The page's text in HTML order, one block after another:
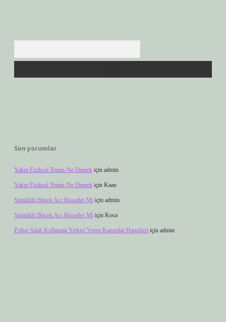
Son yorumlar
Yakın Fiziksel Temas Ne Demek için admin
Yakın Fiziksel Temas Ne Demek için Kaan
Sümüklü Böcek Acı Hisseder Mi için admin
Sümüklü Böcek Acı Hisseder Mi için Koca
Polise Silah Kullanma Yetkisi Veren Kanunlar Hangileri için admin